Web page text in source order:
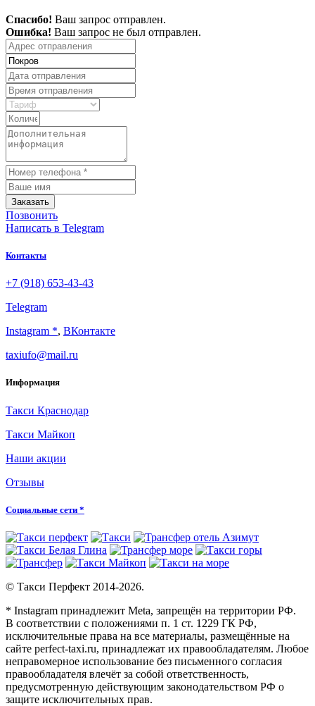
Спасибо! Ваш запрос отправлен.
Ошибка! Ваш запрос не был отправлен.
Заказать
Позвонить
Написать в Telegram
Контакты
+7 (918) 653-43-43
Telegram
Instagram *, ВКонтакте
taxiufo@mail.ru
Информация
Такси Краснодар
Такси Майкоп
Наши акции
Отзывы
Социальные сети *
© Такси Перфект 2014-2026.
* Instagram принадлежит Meta, запрещён на территории РФ.
В соответствии с положениями п. 1 ст. 1229 ГК РФ,
исключительные права на все материалы, размещённые на
сайте perfect-taxi.ru, принадлежат их правообладателям. Любое
неправомерное использование без письменного согласия
правообладателя влечёт за собой ответственность,
предусмотренную действующим законодательством РФ о
защите исключительных прав.